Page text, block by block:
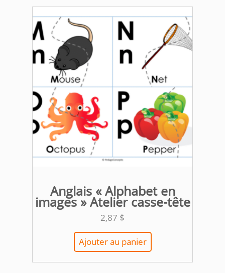
Anglais « Alphabet en
images » Atelier casse-tête
2,87 $
Ajouter au panier